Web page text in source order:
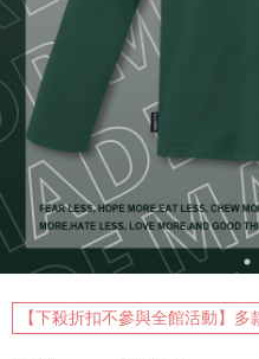
【下殺折扣不參與全館活動】